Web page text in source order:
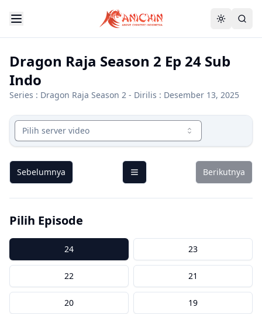
Dragon Raja Season 2 Ep 24 Sub
Indo
Series : Dragon Raja Season 2 - Dirilis : Desember 13, 2025
Pilih server video
Sebelumnya Berikutnya
Pilih Episode
24 23
22 21
20 19